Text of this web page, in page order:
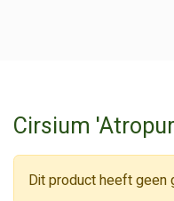
Cirsium
Dit product heeft geen